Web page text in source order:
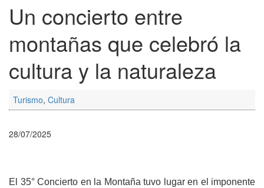
Un concierto entre
montañas que celebró la
cultura y la naturaleza
Turismo, Cultura
28/07/2025
El 35° Concierto en la Montaña tuvo lugar en el imponente